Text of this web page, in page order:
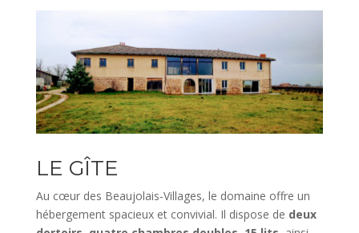
LE GÎTE
Au cœur des Beaujolais-Villages, le domaine offre un
hébergement spacieux et convivial. Il dispose de deux